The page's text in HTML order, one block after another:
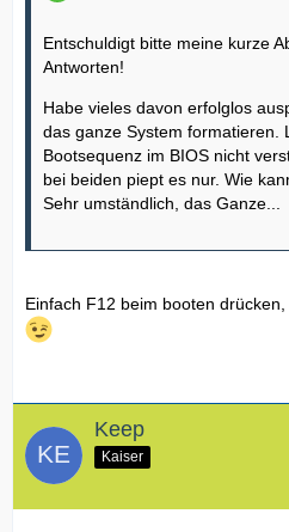
Entschuldigt bitte meine kurze
Antworten!
Habe vieles davon erfolglos
das ganze System formatieren.
Bootsequenz im BIOS nicht
bei beiden piept es nur. Wie
Sehr umständlich, das Ganze...
Einfach F12 beim booten
Keep
Kaiser